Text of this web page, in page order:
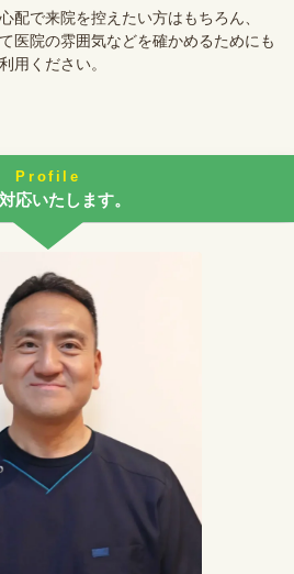
配で来院を控えたい方はもちろん、
医院の雰囲気などを確かめるためにも
用ください。
Profile
応いたします。